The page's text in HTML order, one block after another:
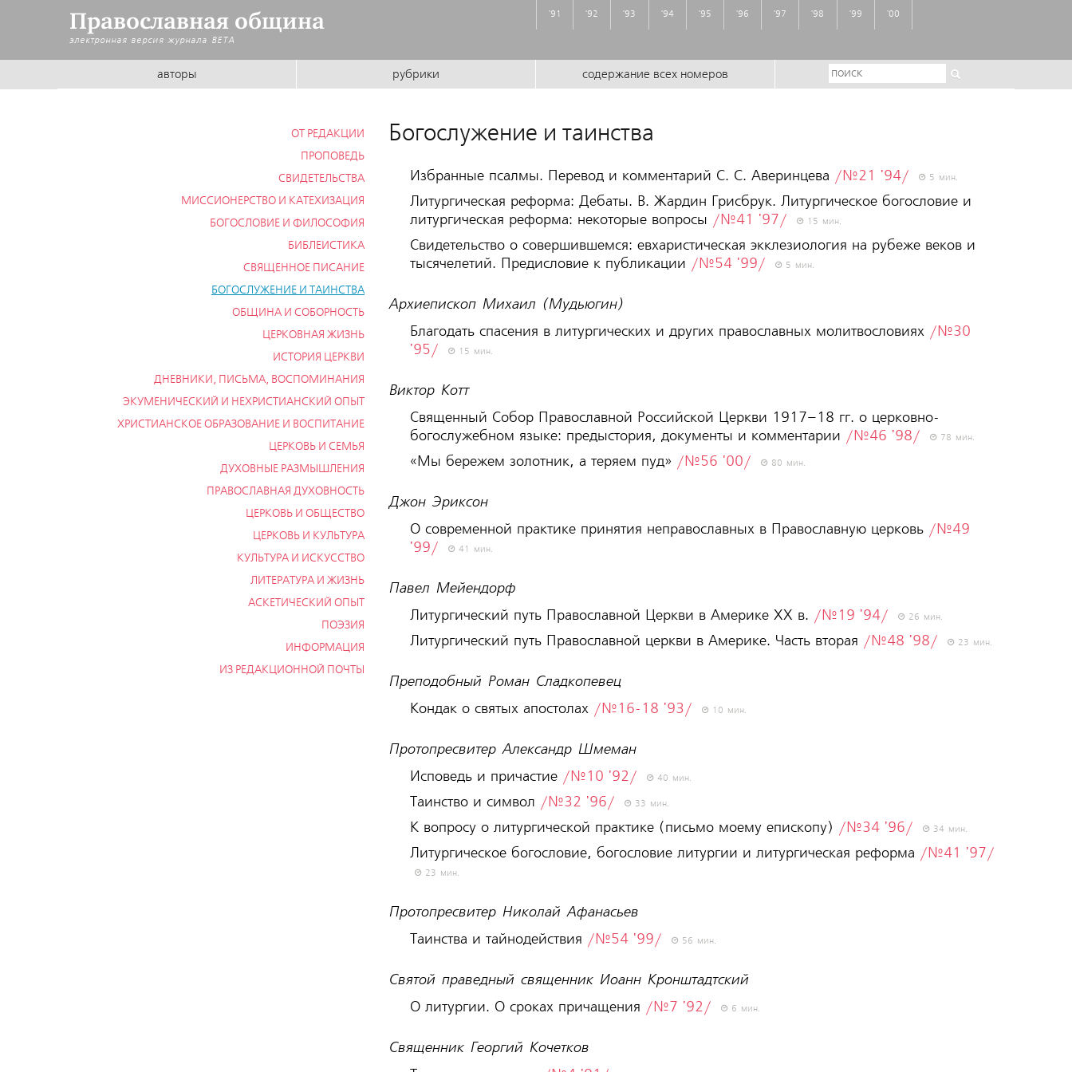
Православная община
электронная версия журнала BETA
'91 '92 '93 '94 '95 '96 '97 '98 '99 '00
авторы рубрики содержание всех номеров
ОТ РЕДАКЦИИ
ПРОПОВЕДЬ
СВИДЕТЕЛЬСТВА
МИССИОНЕРСТВО И КАТЕХИЗАЦИЯ
БОГОСЛОВИЕ И ФИЛОСОФИЯ
БИБЛЕИСТИКА
СВЯЩЕННОЕ ПИСАНИЕ
БОГОСЛУЖЕНИЕ И ТАИНСТВА
ОБЩИНА И СОБОРНОСТЬ
ЦЕРКОВНАЯ ЖИЗНЬ
ИСТОРИЯ ЦЕРКВИ
ДНЕВНИКИ, ПИСЬМА, ВОСПОМИНАНИЯ
ЭКУМЕНИЧЕСКИЙ И НЕХРИСТИАНСКИЙ ОПЫТ
ХРИСТИАНСКОЕ ОБРАЗОВАНИЕ И ВОСПИТАНИЕ
ЦЕРКОВЬ И СЕМЬЯ
ДУХОВНЫЕ РАЗМЫШЛЕНИЯ
ПРАВОСЛАВНАЯ ДУХОВНОСТЬ
ЦЕРКОВЬ И ОБЩЕСТВО
ЦЕРКОВЬ И КУЛЬТУРА
КУЛЬТУРА И ИСКУССТВО
ЛИТЕРАТУРА И ЖИЗНЬ
АСКЕТИЧЕСКИЙ ОПЫТ
ПОЭЗИЯ
ИНФОРМАЦИЯ
ИЗ РЕДАКЦИОННОЙ ПОЧТЫ
Богослужение и таинства
Избранные псалмы. Перевод и комментарий С. С. Аверинцева /№21 '94/ 5 мин.
Литургическая реформа: Дебаты. В. Жардин Грисбрук. Литургическое богословие и
литургическая реформа: некоторые вопросы /№41 '97/ 15 мин.
Свидетельство о совершившемся: евхаристическая экклезиология на рубеже веков и
тысячелетий. Предисловие к публикации /№54 '99/ 5 мин.
Архиепископ Михаил (Мудьюгин)
Благодать спасения в литургических и других православных молитвословиях /№30
'95/
15 мин.
Виктор Котт
Священный Собор Православной Российской Церкви 1917–18 гг. о церковно-
богослужебном языке: предыстория, документы и комментарии /№46 '98/ 78 мин.
«Мы бережем золотник, а теряем пуд» /№56 '00/ 80 мин.
Джон Эриксон
О современной практике принятия неправославных в Православную церковь /№49
'99/
41 мин.
Павел Мейендорф
Литургический путь Православной Церкви в Америке XX в. /№19 '94/ 26 мин.
Литургический путь Православной церкви в Америке. Часть вторая /№48 '98/ 23 мин.
Преподобный Роман Сладкопевец
Кондак о святых апостолах /№16-18 '93/ 10 мин.
Протопресвитер Александр Шмеман
Исповедь и причастие /№10 '92/ 40 мин.
Таинство и символ /№32 '96/ 33 мин.
К вопросу о литургической практике (письмо моему епископу) /№34 '96/ 34 мин.
Литургическое богословие, богословие литургии и литургическая реформа /№41 '97/
23 мин.
Протопресвитер Николай Афанасьев
Таинства и тайнодействия /№54 '99/ 56 мин.
Святой праведный священник Иоанн Кронштадтский
О литургии. О сроках причащения /№7 '92/ 6 мин.
Священник Георгий Кочетков